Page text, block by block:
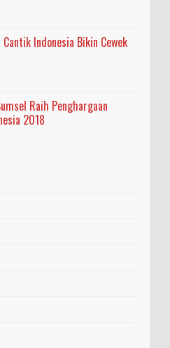
Indonesia Bikin Cewek
Raih Penghargaan
2018